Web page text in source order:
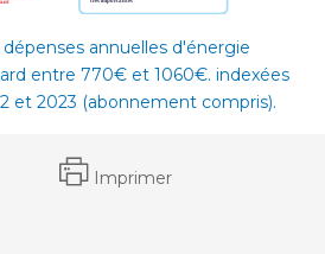
annuelles d'énergie
entre 770€ et 1060€. indexées
et 2023 (abonnement compris).
Imprimer